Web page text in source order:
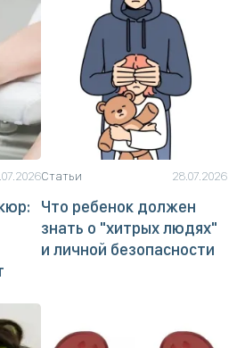
Статьи 28.07.2026
Что ребенок должен
знать о "хитрых людях"
и личной безопасности